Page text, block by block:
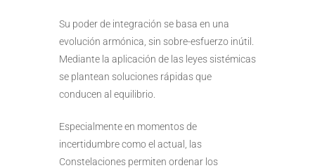
Su poder de integración se basa en una
evolución armónica, sin sobre-esfuerzo inútil.
Mediante la aplicación de las leyes sistémicas
se plantean soluciones rápidas que
conducen al equilibrio.
Especialmente en momentos de
incertidumbre como el actual, las
Constelaciones permiten ordenar los